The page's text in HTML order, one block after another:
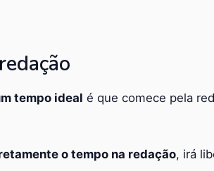
tempo ideal é que comece pela
o tempo na redação, irá